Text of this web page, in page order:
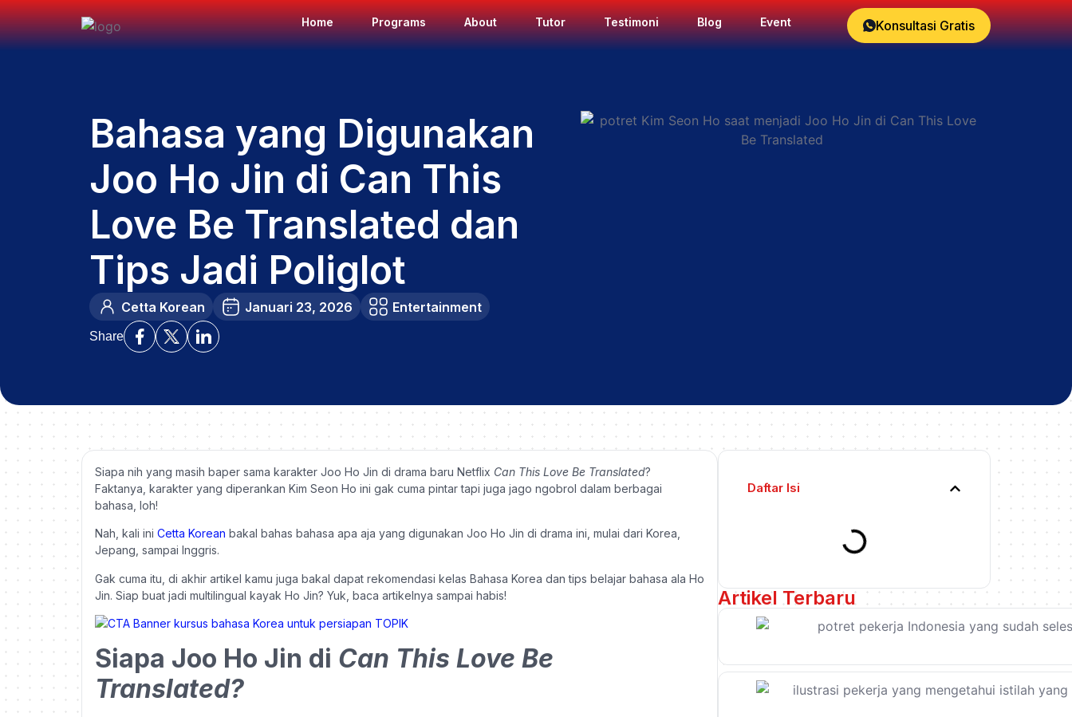
Home Programs About Tutor Testimoni Blog Event Konsultasi Gratis
Bahasa yang Digunakan
Joo Ho Jin di Can This
Love Be Translated dan
Tips Jadi Poliglot
Cetta Korean Januari 23, 2026 Entertainment
Share
Siapa nih yang masih baper sama karakter Joo Ho Jin di drama baru Netflix Can This Love Be Translated?
Faktanya, karakter yang diperankan Kim Seon Ho ini gak cuma pintar tapi juga jago ngobrol dalam berbagai
bahasa, loh!
Nah, kali ini Cetta Korean bakal bahas bahasa apa aja yang digunakan Joo Ho Jin di drama ini, mulai dari Korea,
Jepang, sampai Inggris.
Gak cuma itu, di akhir artikel kamu juga bakal dapat rekomendasi kelas Bahasa Korea dan tips belajar bahasa ala Ho
Jin. Siap buat jadi multilingual kayak Ho Jin? Yuk, baca artikelnya sampai habis!
Siapa Joo Ho Jin di Can This Love Be
Translated?
Daftar Isi
Artikel Terbaru